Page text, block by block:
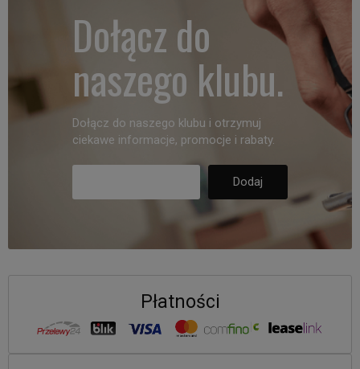
Dołącz do
naszego klubu.
Dołącz do naszego klubu i otrzymuj
ciekawe informacje, promocje i rabaty.
Płatności